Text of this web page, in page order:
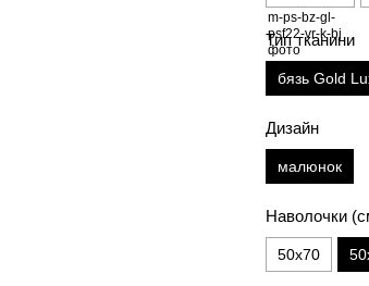
Тип тканини
бязь Gold
Дизайн
малюнок
Наволочки
50х70